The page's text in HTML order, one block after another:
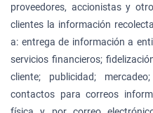
proveedores, accionistas y
clientes la información
a: entrega de información a
servicios financieros;
cliente; publicidad;
contactos para correos